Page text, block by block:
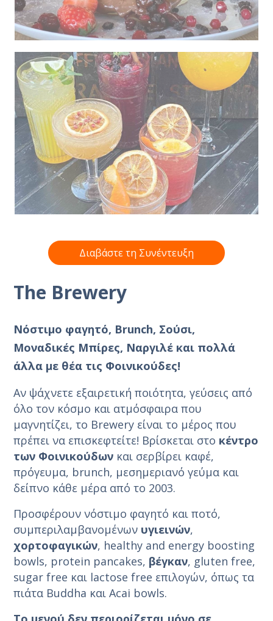
Διαβάστε τη Συνέντευξη
The Brewery
Νόστιμο φαγητό, Brunch, Σούσι,
Μοναδικές Μπίρες, Ναργιλέ και πολλά
άλλα με θέα τις Φοινικούδες!
Αν ψάχνετε εξαιρετική ποιότητα, γεύσεις από
όλο τον κόσμο και ατμόσφαιρα που
μαγνητίζει, το Brewery είναι το μέρος που
πρέπει να επισκεφτείτε! Βρίσκεται στο κέντρο
των Φοινικούδων και σερβίρει καφέ,
πρόγευμα, brunch, μεσημεριανό γεύμα και
δείπνο κάθε μέρα από το 2003.
Προσφέρουν νόστιμο φαγητό και ποτό,
συμπεριλαμβανομένων υγιεινών,
χορτοφαγικών, healthy and energy boosting
bowls, protein pancakes, βέγκαν, gluten free,
sugar free και lactose free επιλογών, όπως τα
πιάτα Buddha και Acai bowls.